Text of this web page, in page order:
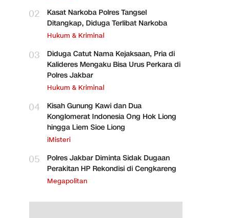
02
Kasat Narkoba Polres Tangsel
Ditangkap, Diduga Terlibat Narkoba
Hukum & Kriminal
03
Diduga Catut Nama Kejaksaan, Pria di
Kalideres Mengaku Bisa Urus Perkara di
Polres Jakbar
Hukum & Kriminal
04
Kisah Gunung Kawi dan Dua
Konglomerat Indonesia Ong Hok Liong
hingga Liem Sioe Liong
iMisteri
05
Polres Jakbar Diminta Sidak Dugaan
Perakitan HP Rekondisi di Cengkareng
Megapolitan